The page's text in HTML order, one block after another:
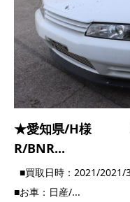
★愛知県/H様 日
R/BNR...
■買取日時：2021/2021/
■お車：日産/...